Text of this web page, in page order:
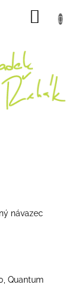
návazec
Quantum